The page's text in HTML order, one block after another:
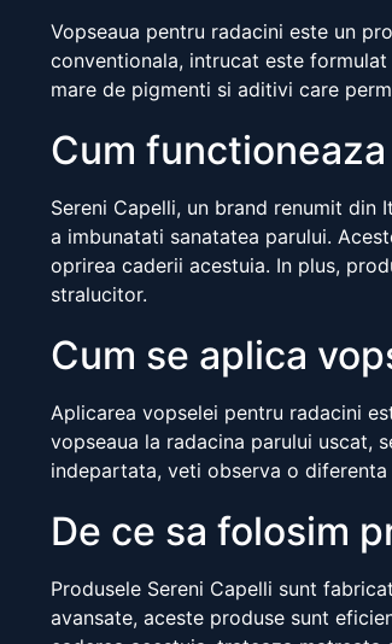
Vopseaua pentru radacini este un
conventionala, intrucat este
mare de pigmenti si aditivi care
Cum
Sereni Capelli, un brand renumit
a imbunatati sanatatea parului.
oprirea caderii acestuia. In plus,
stralucitor.
Cum se aplica
Aplicarea vopselei pentru radacini
vopseaua la radacina parului uscat,
indepartata, veti observa o
De ce sa folosim
Produsele Sereni Capelli sunt
avansate, aceste produse sunt